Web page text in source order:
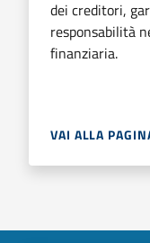
dei creditori,
responsabilità
finanziaria.
VAI ALLA